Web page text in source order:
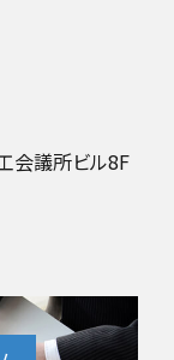
会議所ビル8F